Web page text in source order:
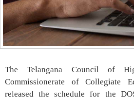
The Telangana Council of
Commissionerate of Collegiate
released the schedule for the